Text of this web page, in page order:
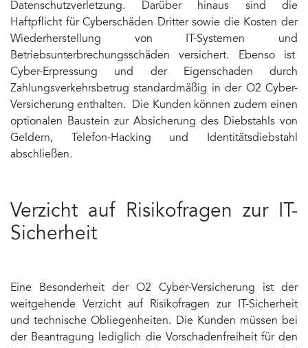
Datenschutzverletzung. Darüber hinaus sind die
Haftpflicht für Cyberschäden Dritter sowie die Kosten der
Wiederherstellung von IT-Systemen und
Betriebsunterbrechungsschäden versichert. Ebenso ist
Cyber-Erpressung und der Eigenschaden durch
Zahlungsverkehrsbetrug standardmäßig in der O2 Cyber-
Versicherung enthalten. Die Kunden können zudem einen
optionalen Baustein zur Absicherung des Diebstahls von
Geldern, Telefon-Hacking und Identitätsdiebstahl
abschließen.
Verzicht auf Risikofragen zur IT-
Sicherheit
Eine Besonderheit der O2 Cyber-Versicherung ist der
weitgehende Verzicht auf Risikofragen zur IT-Sicherheit
und technische Obliegenheiten. Die Kunden müssen bei
der Beantragung lediglich die Vorschadenfreiheit für den